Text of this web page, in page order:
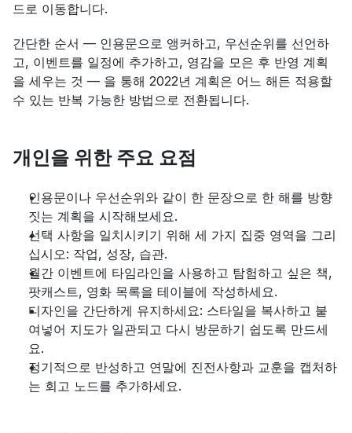
드로 이동합니다.
간단한 순서 — 인용문으로 앵커하고, 우선순위를 선언하
고, 이벤트를 일정에 추가하고, 영감을 모은 후 반영 계획
을 세우는 것 — 을 통해 2022년 계획은 어느 해든 적용할
수 있는 반복 가능한 방법으로 전환됩니다.
개인을 위한 주요 요점
인용문이나 우선순위와 같이 한 문장으로 한 해를 방향
짓는 계획을 시작해보세요.
선택 사항을 일치시키기 위해 세 가지 집중 영역을 그리
십시오: 작업, 성장, 습관.
월간 이벤트에 타임라인을 사용하고 탐험하고 싶은 책,
팟캐스트, 영화 목록을 테이블에 작성하세요.
디자인을 간단하게 유지하세요: 스타일을 복사하고 붙
여넣어 지도가 일관되고 다시 방문하기 쉽도록 만드세
요.
정기적으로 반성하고 연말에 진전사항과 교훈을 캡처하
는 회고 노드를 추가하세요.